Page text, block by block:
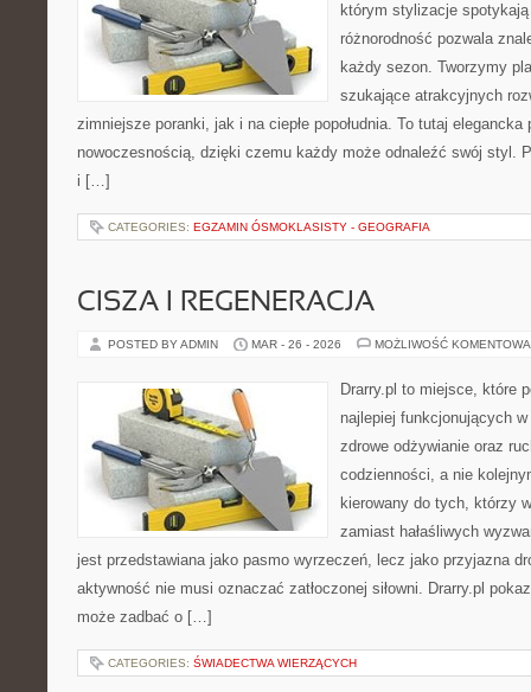
którym stylizacje
różnorodność pozwala
każdy sezon. Tworzymy
szukające atrakcyjnych
zimniejsze poranki, jak i na ciepłe popołudnia. To tutaj elegancka
nowoczesnością, dzięki czemu każdy może odnaleźć swój styl.
i […]
CATEGORIES: EGZAMIN ÓSMOKLASISTY - GEOGRAFIA
CISZA I REGENERACJA
POSTED BY ADMIN MAR - 26 - 2026 MOŻLIWOŚĆ
Drarry.pl to miejsce, które
najlepiej funkcjonujących
zdrowe odżywianie oraz
codzienności, a nie
kierowany do tych, którzy
zamiast hałaśliwych
jest przedstawiana jako pasmo wyrzeczeń, lecz jako przyjazna
aktywność nie musi oznaczać zatłoczonej siłowni. Drarry.pl
może zadbać o […]
CATEGORIES: ŚWIADECTWA WIERZĄCYCH